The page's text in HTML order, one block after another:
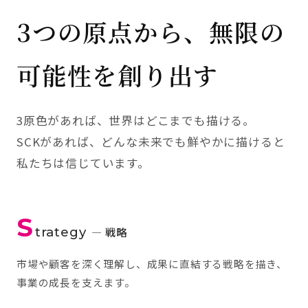
3つの原点から、無限の
可能性を創り出す
3原色があれば、世界はどこまでも描ける。
SCKがあれば、どんな未来でも鮮やかに描けると
私たちは信じています。
Strategy — 戦略
市場や顧客を深く理解し、成果に直結する戦略を描き、
事業の成長を支えます。